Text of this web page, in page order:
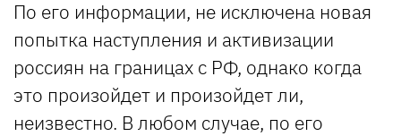
По его информации, не исключена новая
попытка наступления и активизации
россиян на границах с РФ, однако когда
это произойдет и произойдет ли,
неизвестно. В любом случае, по его